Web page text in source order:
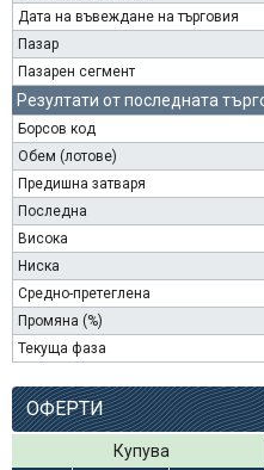
Дата на въвеждане на търговия
Пазар
Пазарен сегмент
Резултати от последната
Борсов код
Обем (лотове)
Предишна затваря
Последна
Висока
Ниска
Средно-претеглена
Промяна (%)
Текуща фаза
ОФЕРТИ
Купува